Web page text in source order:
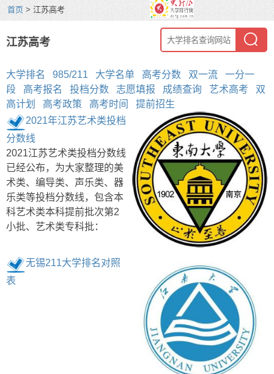
首页 > 江苏高考
江苏高考
大学排名 985/211 大学名单 高考分数 双一流
一分一
段
高考报名 投档分数 志愿填报 成绩查询 艺术高考
双
高计划
高考政策 高考时间
提前招生
2021年江苏艺术类投档
分数线
2021江苏艺术类投档分数线
已经公布，为大家整理的美
术类、编导类、声乐类、器
乐类等投档分数线，包含本
科艺术类本科提前批次第2
小批、艺术类专科批：
无锡211大学排名对照
表